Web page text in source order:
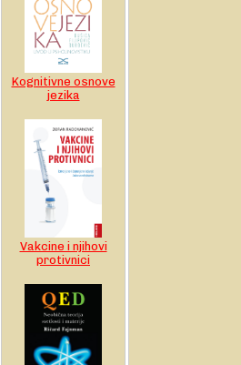
Kognitivne osnove
jezika
Vakcine i njihovi
protivnici